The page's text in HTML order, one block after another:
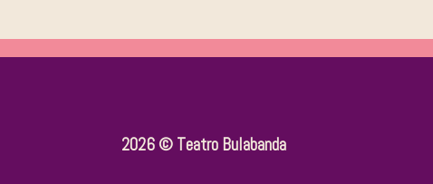
2026 © Teatro Bulabanda